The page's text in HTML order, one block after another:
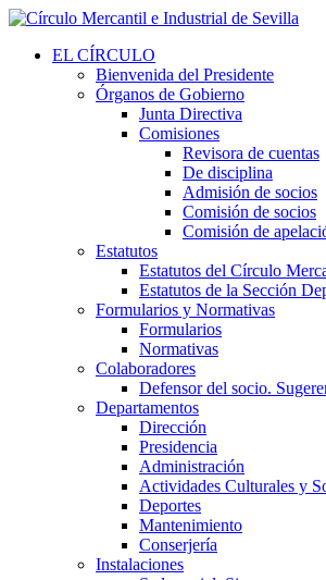
EL CÍRCULO
Bienvenida del Presidente
Órganos de Gobierno
Junta Directiva
Comisiones
Revisora de cuentas
De disciplina
Admisión de socios
Comisión de socios
Comisión de
Estatutos
Estatutos del Círculo
Estatutos de la Sección
Formularios y Normativas
Formularios
Normativas
Colaboradores
Defensor del socio.
Departamentos
Dirección
Presidencia
Administración
Actividades Culturales y
Deportes
Mantenimiento
Conserjería
Instalaciones